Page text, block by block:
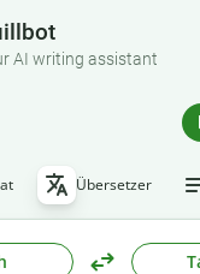
AI writing assistant
Übersetzer